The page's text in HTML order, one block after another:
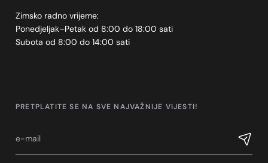
Zimsko radno vrijeme:
Ponedjeljak–Petak od 8:00 do 18:00 sati
Subota od 8:00 do 14:00 sati
PRETPLATITE SE NA SVE NAJVAŽNIJE VIJESTI!